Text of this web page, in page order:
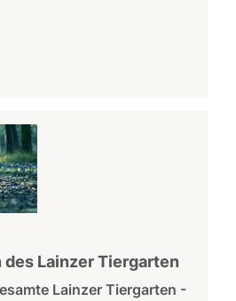
Lainzer Tiergarten
Lainzer Tiergarten -